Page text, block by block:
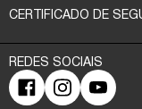
CERTIFICADO DE